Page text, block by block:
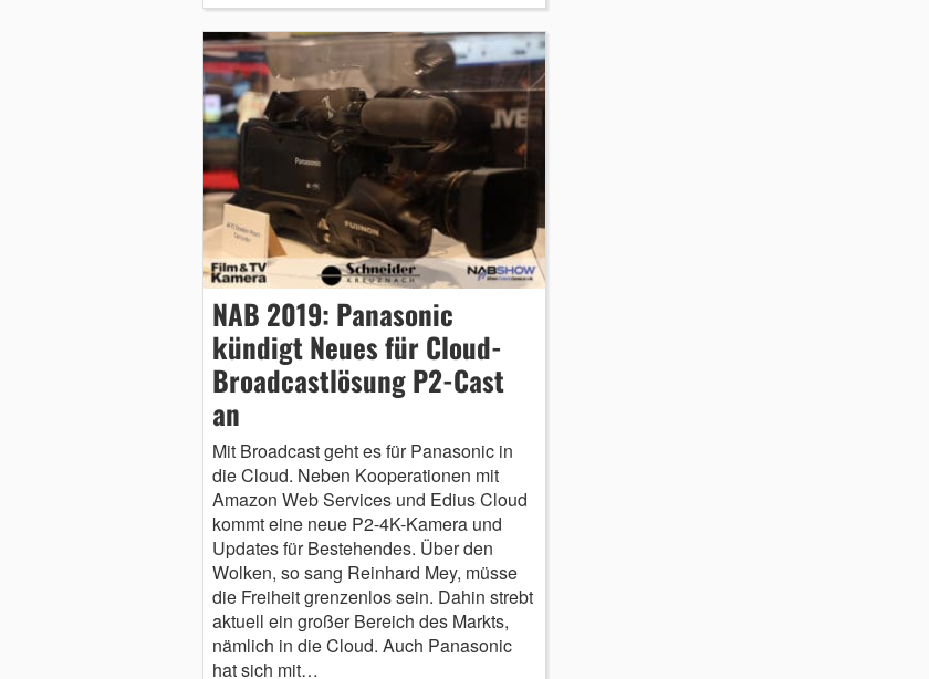
NAB 2019: Panasonic
kündigt Neues für Cloud-
Broadcastlösung P2-Cast
an
Mit Broadcast geht es für Panasonic in
die Cloud. Neben Kooperationen mit
Amazon Web Services und Edius Cloud
kommt eine neue P2-4K-Kamera und
Updates für Bestehendes. Über den
Wolken, so sang Reinhard Mey, müsse
die Freiheit grenzenlos sein. Dahin strebt
aktuell ein großer Bereich des Markts,
nämlich in die Cloud. Auch Panasonic
hat sich mit…